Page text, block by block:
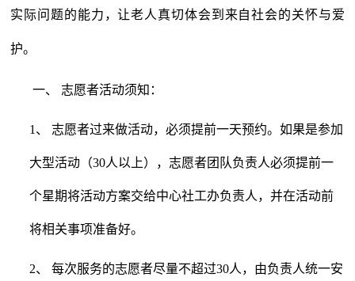
实际问题的能力，让老人真切体会到来自社会的关怀与爱
护。
一、 志愿者活动须知：
1、 志愿者过来做活动，必须提前一天预约。如果是参加
大型活动（30人以上），志愿者团队负责人必须提前一
个星期将活动方案交给中心社工办负责人，并在活动前
将相关事项准备好。
2、 每次服务的志愿者尽量不超过30人，由负责人统一安